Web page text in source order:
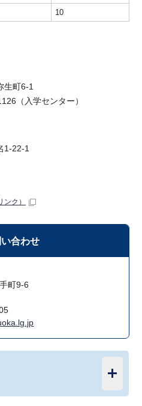
10
生町6-1
（入学センター）
1-22-1
ンク）
合わせ
町9-6